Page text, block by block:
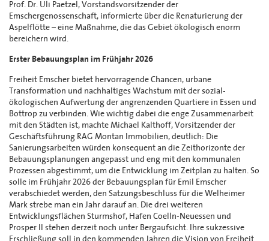
Prof. Dr. Uli Paetzel, Vorstandsvorsitzender der
Emschergenossenschaft, informierte über die Renaturierung der
Aspelflötte – eine Maßnahme, die das Gebiet ökologisch enorm
bereichern wird.
Erster Bebauungsplan im Frühjahr 2026
Freiheit Emscher bietet hervorragende Chancen, urbane
Transformation und nachhaltiges Wachstum mit der sozial-
ökologischen Aufwertung der angrenzenden Quartiere in Essen und
Bottrop zu verbinden. Wie wichtig dabei die enge Zusammenarbeit
mit den Städten ist, machte Michael Kalthoff, Vorsitzender der
Geschäftsführung RAG Montan Immobilien, deutlich: Die
Sanierungsarbeiten würden konsequent an die Zeithorizonte der
Bebauungsplanungen angepasst und eng mit den kommunalen
Prozessen abgestimmt, um die Entwicklung im Zeitplan zu halten. So
solle im Frühjahr 2026 der Bebauungsplan für Emil Emscher
verabschiedet werden, den Satzungsbeschluss für die Welheimer
Mark strebe man ein Jahr darauf an. Die drei weiteren
Entwicklungsflächen Sturmshof, Hafen Coelln-Neuessen und
Prosper II stehen derzeit noch unter Bergaufsicht. Ihre sukzessive